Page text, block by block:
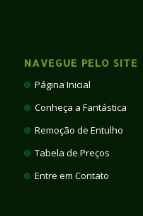
NAVEGUE PELO SITE
Página Inicial
Conheça a Fantástica
Remoção de Entulho
Tabela de Preços
Entre em Contato